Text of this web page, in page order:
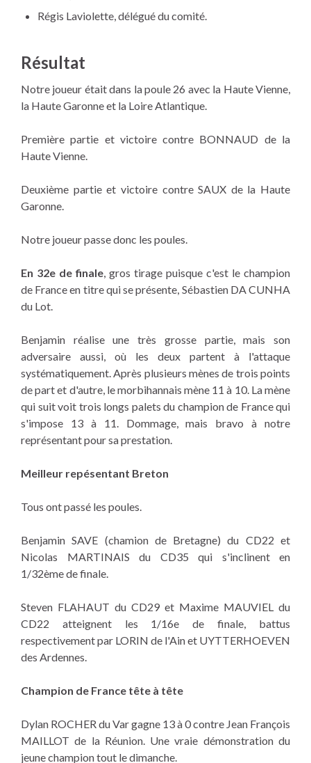
Régis Laviolette, délégué du comité.
Résultat
Notre joueur était dans la poule 26 avec la Haute Vienne,
la Haute Garonne et la Loire Atlantique.
Première partie et victoire contre BONNAUD de la
Haute Vienne.
Deuxième partie et victoire contre SAUX de la Haute
Garonne.
Notre joueur passe donc les poules.
En 32e de finale , gros tirage puisque c'est le champion
de France en titre qui se présente, Sébastien DA CUNHA
du Lot.
Benjamin réalise une très grosse partie, mais son
adversaire aussi, où les deux partent à l'attaque
systématiquement. Après plusieurs mènes de trois points
de part et d'autre, le morbihannais mène 11 à 10. La mène
qui suit voit trois longs palets du champion de France qui
s'impose 13 à 11. Dommage, mais bravo à notre
représentant pour sa prestation.
Meilleur repésentant Breton
Tous ont passé les poules.
Benjamin SAVE (chamion de Bretagne) du CD22 et
Nicolas MARTINAIS du CD35 qui s'inclinent en
1/32ème de finale.
Steven FLAHAUT du CD29 et Maxime MAUVIEL du
CD22 atteignent les 1/16e de finale, battus
respectivement par LORIN de l'Ain et UYTTERHOEVEN
des Ardennes.
Champion de France tête à tête
Dylan ROCHER du Var gagne 13 à 0 contre Jean François
MAILLOT de la Réunion. Une vraie démonstration du
jeune champion tout le dimanche.